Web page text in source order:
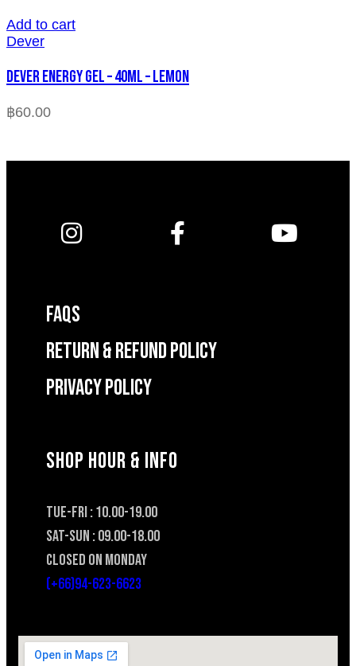
Add to cart
Dever
Dever Energy Gel – 40ml – LEMON
฿60.00
FAQS
RETURN & REFUND POLICY
Privacy Policy
SHOP HOUR & INFO
TUE-FRI : 10.00-19.00
SAT-SUN : 09.00-18.00
CLOSED ON MONDAY
(+66)94-623-6623